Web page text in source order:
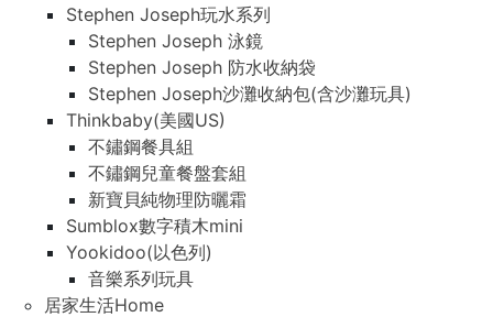
Stephen Joseph玩水系列
Stephen Joseph 泳鏡
Stephen Joseph 防水收納袋
Stephen Joseph沙灘收納包(含沙灘玩具)
Thinkbaby(美國US)
不鏽鋼餐具組
不鏽鋼兒童餐盤套組
新寶貝純物理防曬霜
Sumblox數字積木mini
Yookidoo(以色列)
音樂系列玩具
居家生活Home